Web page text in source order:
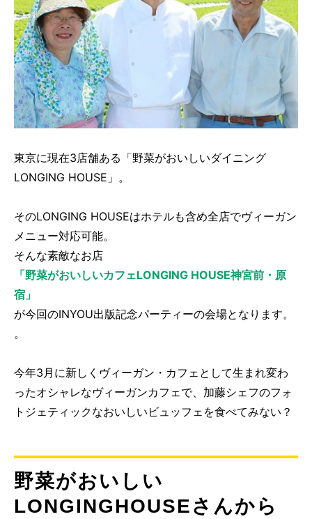
東京に現在3店舗ある「野菜がおいしいダイニング
LONGING HOUSE」。
そのLONGING HOUSEはホテルも含め全店でヴィーガン
メニュー対応可能。
そんな素敵なお店
「野菜がおいしいカフェLONGING HOUSE神宮前・原
宿」
が今回のINYOU出版記念パーティーの会場となります。
。
今年3月に新しくヴィーガン・カフェとして生まれ変わ
ったオシャレなヴィーガンカフェで、加藤シェフのフォ
トジェティックなおいしいビュッフェを食べてみない？
野菜がおいしい
LONGINGHOUSEさんから